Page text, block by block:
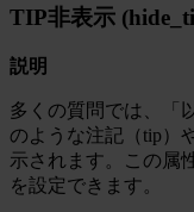
TIP非表示
説明
多くの質問では、「
のような注記（tip）
示されます。この属
を設定できます。